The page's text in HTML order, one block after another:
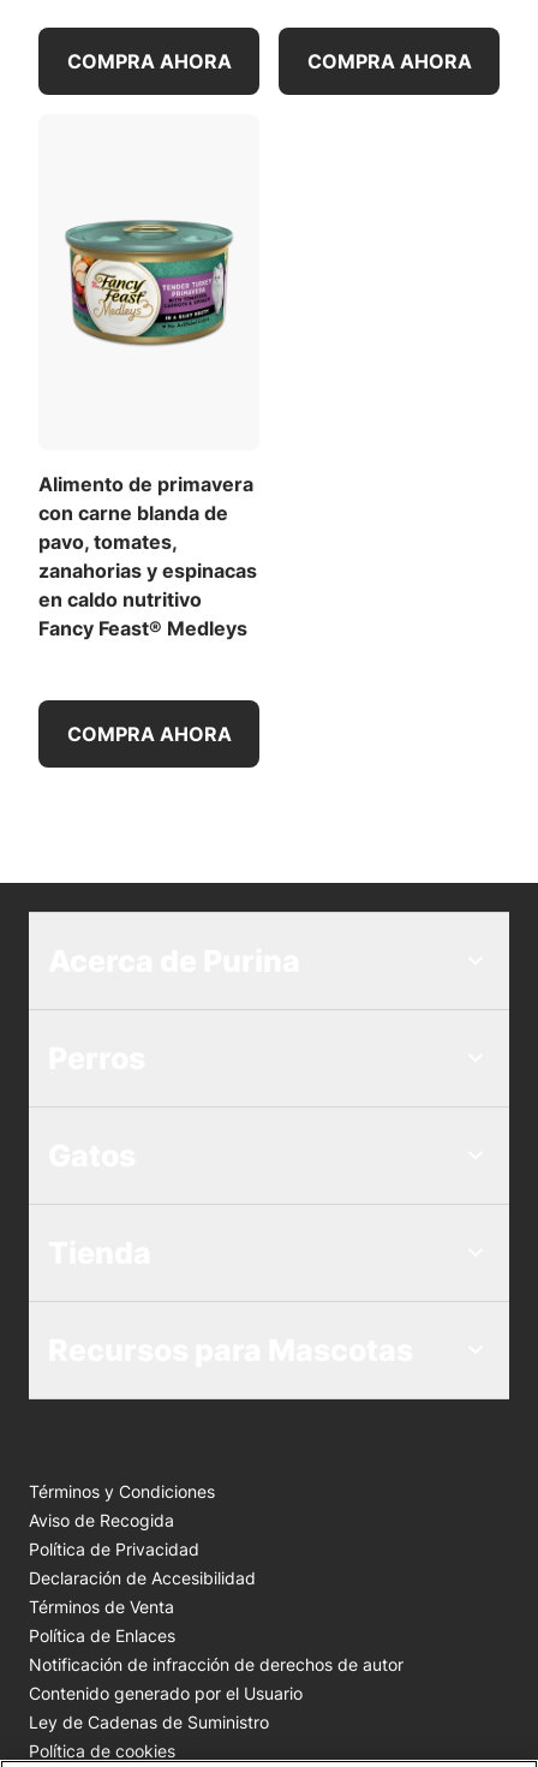
COMPRA AHORA COMPRA AHORA
Alimento de primavera
con carne blanda de
pavo, tomates,
zanahorias y espinacas
en caldo nutritivo
Fancy Feast® Medleys
COMPRA AHORA
Términos y Condiciones
Aviso de Recogida
Política de Privacidad
Declaración de Accesibilidad
Términos de Venta
Política de Enlaces
Notificación de infracción de derechos de autor
Contenido generado por el Usuario
Ley de Cadenas de Suministro
Política de cookies